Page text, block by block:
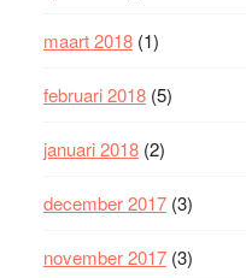
maart 2018(1)
februari 2018(5)
januari 2018(2)
december 2017(3)
november 2017(3)